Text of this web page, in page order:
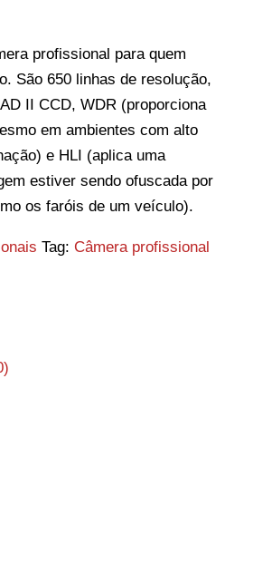
profissional para quem
São 650 linhas de resolução,
II CCD, WDR (proporciona
em ambientes com alto
e HLI (aplica uma
estiver sendo ofuscada por
os faróis de um veículo).
Tag: Câmera profissional